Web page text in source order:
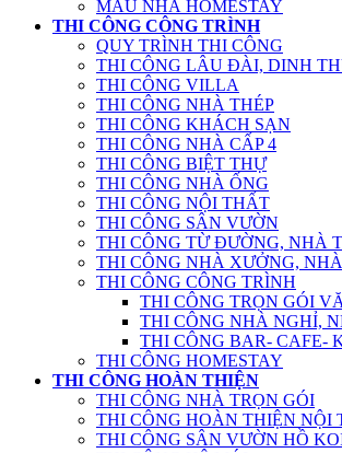
MẪU NHÀ HOMESTAY
THI CÔNG CÔNG TRÌNH
QUY TRÌNH THI CÔNG
THI CÔNG LÂU ĐÀI, DINH
THI CÔNG VILLA
THI CÔNG NHÀ THÉP
THI CÔNG KHÁCH SẠN
THI CÔNG NHÀ CẤP 4
THI CÔNG BIỆT THỰ
THI CÔNG NHÀ ỐNG
THI CÔNG NỘI THẤT
THI CÔNG SÂN VƯỜN
THI CÔNG TỪ ĐƯỜNG, NHÀ
THI CÔNG NHÀ XƯỞNG,
THI CÔNG CÔNG TRÌNH
THI CÔNG TRỌN GÓI
THI CÔNG NHÀ NGHỈ,
THI CÔNG BAR- CAFE-
THI CÔNG HOMESTAY
THI CÔNG HOÀN THIỆN
THI CÔNG NHÀ TRỌN GÓI
THI CÔNG HOÀN THIỆN NỘI
THI CÔNG SÂN VƯỜN HỒ